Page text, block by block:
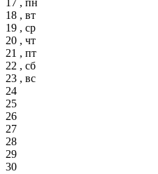
18 , вт
19 , ср
20 , чт
21 , пт
22 , сб
23 , вс
24
25
26
27
28
29
30